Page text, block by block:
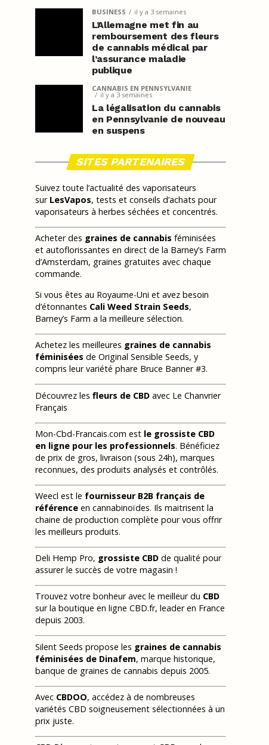
BUSINESS il y a 3 semaines
L’Allemagne met fin au
remboursement des fleurs
de cannabis médical par
l’assurance maladie
publique
CANNABIS EN PENNSYLVANIE
il y a 3 semaines
La légalisation du cannabis
en Pennsylvanie de nouveau
en suspens
SITES PARTENAIRES
Suivez toute l’actualité des vaporisateurs
sur LesVapos, tests et conseils d’achats pour
vaporisateurs à herbes séchées et concentrés.
Acheter des graines de cannabis féminisées
et autoflorissantes en direct de la Barney’s Farm
d’Amsterdam, graines gratuites avec chaque
commande.
Si vous êtes au Royaume-Uni et avez besoin
d’étonnantes Cali Weed Strain Seeds,
Barney’s Farm a la meilleure sélection.
Achetez les meilleures graines de cannabis
féminisées de Original Sensible Seeds, y
compris leur variété phare Bruce Banner #3.
Découvrez les fleurs de CBD avec Le Chanvrier
Français
Mon-Cbd-Francais.com est le grossiste CBD
en ligne pour les professionnels. Bénéficiez
de prix de gros, livraison (sous 24h), marques
reconnues, des produits analysés et contrôlés.
Weecl est le fournisseur B2B français de
référence en cannabinoïdes. Ils maitrisent la
chaine de production complète pour vous offrir
les meilleurs produits.
Deli Hemp Pro, grossiste CBD de qualité pour
assurer le succès de votre magasin !
Trouvez votre bonheur avec le meilleur du CBD
sur la boutique en ligne CBD.fr, leader en France
depuis 2003.
Silent Seeds propose les graines de cannabis
féminisées de Dinafem, marque historique,
banque de graines de cannabis depuis 2005.
Avec CBDOO, accédez à de nombreuses
variétés CBD soigneusement sélectionnées à un
prix juste.